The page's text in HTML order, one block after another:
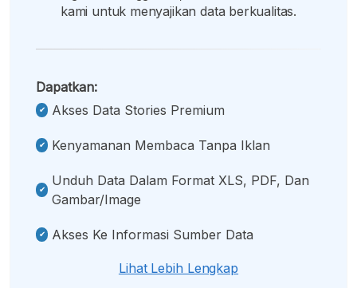
kami untuk menyajikan data berkualitas.
Dapatkan:
Akses Data Stories Premium
Kenyamanan Membaca Tanpa Iklan
Unduh Data Dalam Format XLS, PDF, Dan
Gambar/image
Akses Ke Informasi Sumber Data
Lihat Lebih Lengkap